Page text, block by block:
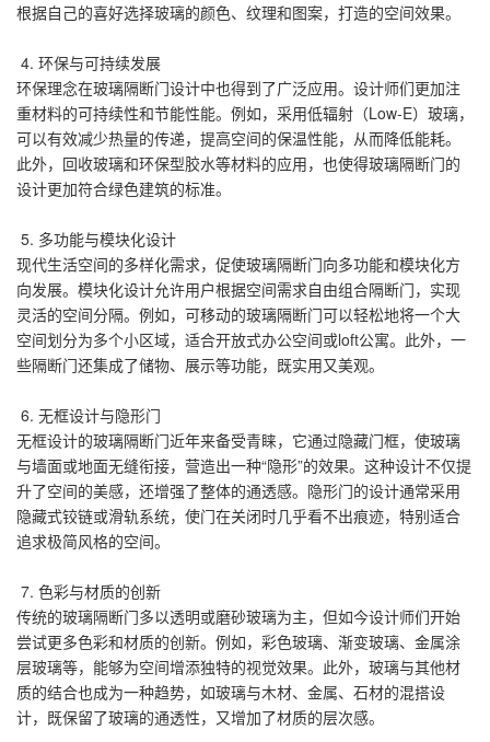
根据自己的喜好选择玻璃的颜色、纹理和图案，打造的空间效果。
4. 环保与可持续发展
环保理念在玻璃隔断门设计中也得到了广泛应用。设计师们更加注
重材料的可持续性和节能性能。例如，采用低辐射（Low-E）玻璃，
可以有效减少热量的传递，提高空间的保温性能，从而降低能耗。
此外，回收玻璃和环保型胶水等材料的应用，也使得玻璃隔断门的
设计更加符合绿色建筑的标准。
5. 多功能与模块化设计
现代生活空间的多样化需求，促使玻璃隔断门向多功能和模块化方
向发展。模块化设计允许用户根据空间需求自由组合隔断门，实现
灵活的空间分隔。例如，可移动的玻璃隔断门可以轻松地将一个大
空间划分为多个小区域，适合开放式办公空间或loft公寓。此外，一
些隔断门还集成了储物、展示等功能，既实用又美观。
6. 无框设计与隐形门
无框设计的玻璃隔断门近年来备受青睐，它通过隐藏门框，使玻璃
与墙面或地面无缝衔接，营造出一种“隐形”的效果。这种设计不仅提
升了空间的美感，还增强了整体的通透感。隐形门的设计通常采用
隐藏式铰链或滑轨系统，使门在关闭时几乎看不出痕迹，特别适合
追求极简风格的空间。
7. 色彩与材质的创新
传统的玻璃隔断门多以透明或磨砂玻璃为主，但如今设计师们开始
尝试更多色彩和材质的创新。例如，彩色玻璃、渐变玻璃、金属涂
层玻璃等，能够为空间增添独特的视觉效果。此外，玻璃与其他材
质的结合也成为一种趋势，如玻璃与木材、金属、石材的混搭设
计，既保留了玻璃的通透性，又增加了材质的层次感。